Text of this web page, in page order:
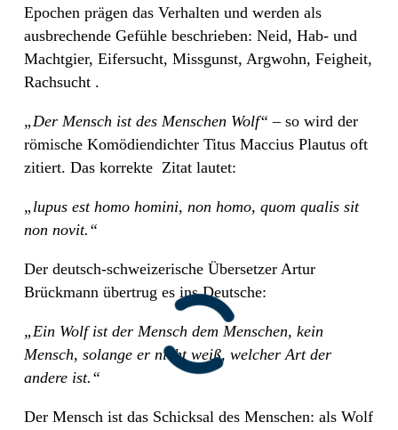
Epochen prägen das Verhalten und werden als
ausbrechende Gefühle beschrieben: Neid, Hab- und
Machtgier, Eifersucht, Missgunst, Argwohn, Feigheit,
Rachsucht .
„Der Mensch ist des Menschen Wolf“ – so wird der
römische Komödiendichter Titus Maccius Plautus oft
zitiert. Das korrekte Zitat lautet:
„lupus est homo homini, non homo, quom qualis sit
non novit.“
Der deutsch-schweizerische Übersetzer Artur
Brückmann übertrug es ins Deutsche:
„Ein Wolf ist der Mensch dem Menschen, kein
Mensch, solange er nicht weiß, welcher Art der
andere ist.“
Der Mensch ist das Schicksal des Menschen: als Wolf